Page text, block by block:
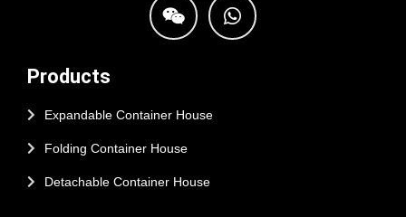
Products
Expandable Container House
Folding Container House
Detachable Container House